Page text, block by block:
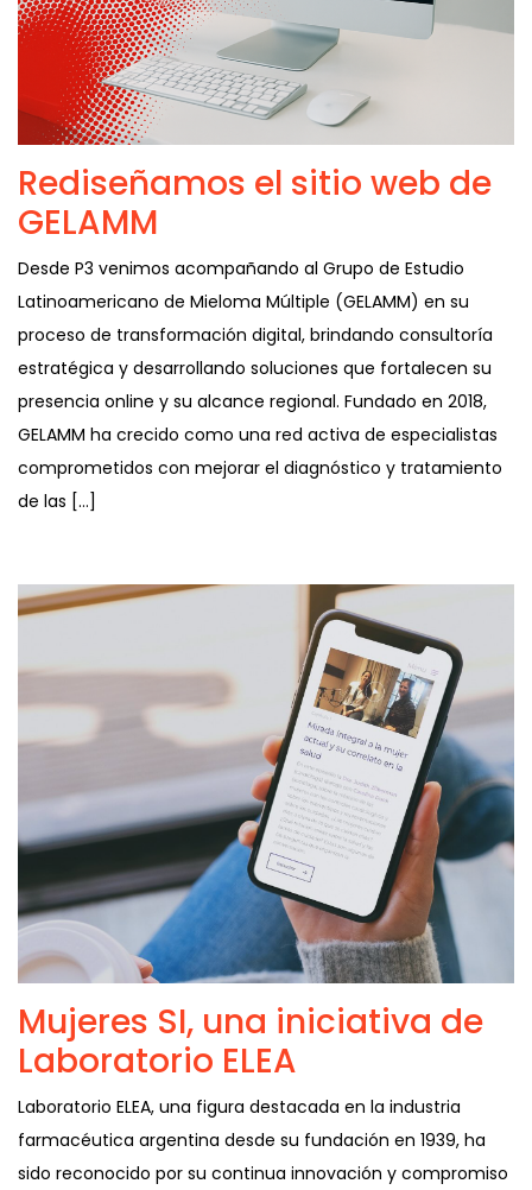
Rediseñamos el sitio web de
GELAMM
Desde P3 venimos acompañando al Grupo de Estudio
Latinoamericano de Mieloma Múltiple (GELAMM) en su
proceso de transformación digital, brindando consultoría
estratégica y desarrollando soluciones que fortalecen su
presencia online y su alcance regional. Fundado en 2018,
GELAMM ha crecido como una red activa de especialistas
comprometidos con mejorar el diagnóstico y tratamiento
de las […]
Mujeres SI, una iniciativa de
Laboratorio ELEA
Laboratorio ELEA, una figura destacada en la industria
farmacéutica argentina desde su fundación en 1939, ha
sido reconocido por su continua innovación y compromiso